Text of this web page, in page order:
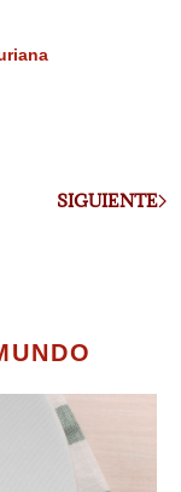
SIGUIENTE